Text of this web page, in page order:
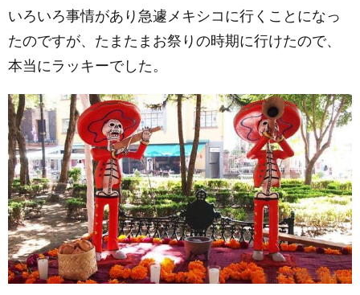
いろいろ事情があり急遽メキシコに行くことになっ
たのですが、たまたまお祭りの時期に行けたので、
本当にラッキーでした。